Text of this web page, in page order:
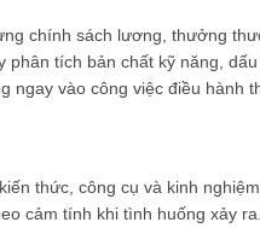
chính sách lương, thưởng
tích bản chất kỹ năng,
ngay vào công việc điều hành
thức, công cụ và kinh
cảm tính khi tình huống xảy